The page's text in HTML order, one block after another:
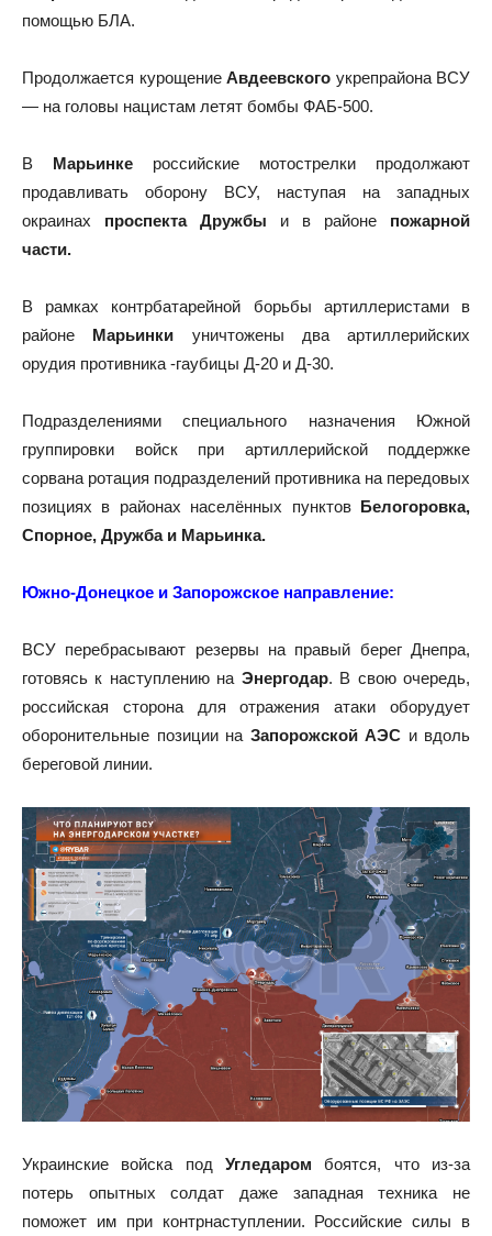
помощью БЛА.
Продолжается курощение Авдеевского укрепрайона ВСУ
— на головы нацистам летят бомбы ФАБ-500.
В Марьинке российские мотострелки продолжают
продавливать оборону ВСУ, наступая на западных
окраинах проспекта Дружбы и в районе пожарной
части.
В рамках контрбатарейной борьбы артиллеристами в
районе Марьинки уничтожены два артиллерийских
орудия противника -гаубицы Д-20 и Д-30.
Подразделениями специального назначения Южной
группировки войск при артиллерийской поддержке
сорвана ротация подразделений противника на передовых
позициях в районах населённых пунктов Белогоровка,
Спорное, Дружба и Марьинка.
Южно-Донецкое и Запорожское направление:
ВСУ перебрасывают резервы на правый берег Днепра,
готовясь к наступлению на Энергодар. В свою очередь,
российская сторона для отражения атаки оборудует
оборонительные позиции на Запорожской АЭС и вдоль
береговой линии.
Украинские войска под Угледаром боятся, что из-за
потерь опытных солдат даже западная техника не
поможет им при контрнаступлении. Российские силы в